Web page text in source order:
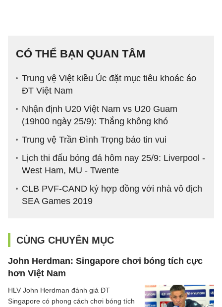
CÓ THỂ BẠN QUAN TÂM
Trung vệ Việt kiều Úc đặt mục tiêu khoác áo
ĐT Việt Nam
Nhận định U20 Việt Nam vs U20 Guam
(19h00 ngày 25/9): Thắng không khó
Trung vệ Trần Đình Trọng báo tin vui
Lịch thi đấu bóng đá hôm nay 25/9: Liverpool -
West Ham, MU - Twente
CLB PVF-CAND ký hợp đồng với nhà vô địch
SEA Games 2019
CÙNG CHUYÊN MỤC
John Herdman: Singapore chơi bóng tích cực
hơn Việt Nam
HLV John Herdman đánh giá ĐT
Singapore có phong cách chơi bóng tích